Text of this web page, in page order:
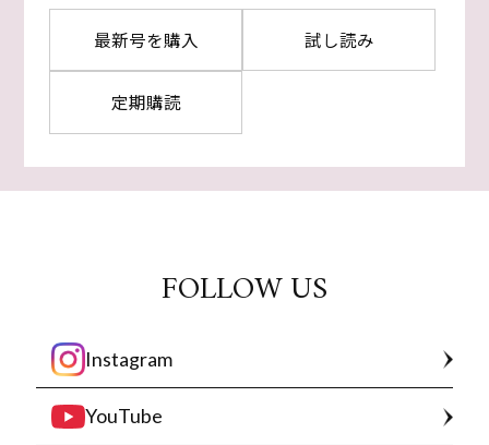
最新号を購入 試し読み
定期購読
FOLLOW US
Instagram
YouTube